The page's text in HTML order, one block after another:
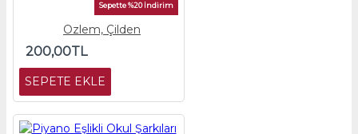
Sepette %20 İndirim
Ozlem, Çilden
200,00TL
SEPETE EKLE